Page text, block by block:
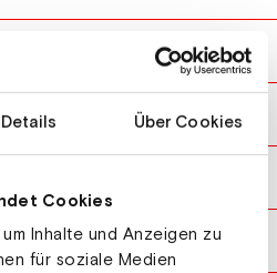
Details Über Cookies
Cookies
Inhalte und Anzeigen zu
für soziale Medien
SLO
Pia CRO
Theresa AUT